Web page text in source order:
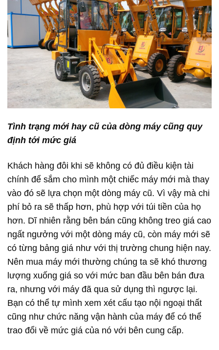
Tình trạng mới hay cũ của dòng máy cũng quy
định tới mức giá
Khách hàng đôi khi sẽ không có đủ điều kiện tài
chính để sắm cho mình một chiếc máy mới mà thay
vào đó sẽ lựa chọn một dòng máy cũ. Vì vậy mà chi
phí bỏ ra sẽ thấp hơn, phù hợp với túi tiền của họ
hơn. Dĩ nhiên rằng bên bán cũng không treo giá cao
ngất ngưởng với một dòng máy cũ, còn máy mới sẽ
có từng bảng giá như với thị trường chung hiện nay.
Nên mua máy mới thường chúng ta sẽ khó thương
lượng xuống giá so với mức ban đầu bên bán đưa
ra, nhưng với máy đã qua sử dụng thì ngược lại.
Bạn có thể tự mình xem xét cấu tạo nội ngoại thất
cũng như chức năng vận hành của máy để có thể
trao đổi về mức giá của nó với bên cung cấp.